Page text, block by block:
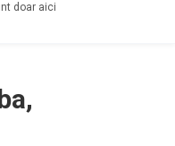
doar aici